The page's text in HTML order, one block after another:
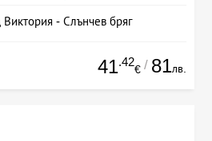
- Слънчев бряг
41.42
€ / 81лв.